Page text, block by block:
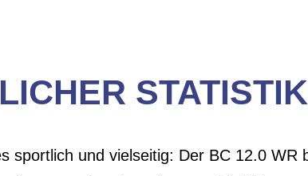
sportlich und vielseitig: Der BC 12.0 WR